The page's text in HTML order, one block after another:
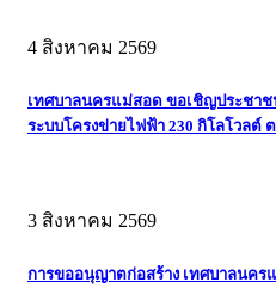
4 สิงหาคม 2569
เทศบาลนครแม่สอด ขอเชิญประชา
ระบบโครงข่ายไฟฟ้า 230 กิโลโวลต์
3 สิงหาคม 2569
การขออนุญาตก่อสร้าง เทศบาลนคร